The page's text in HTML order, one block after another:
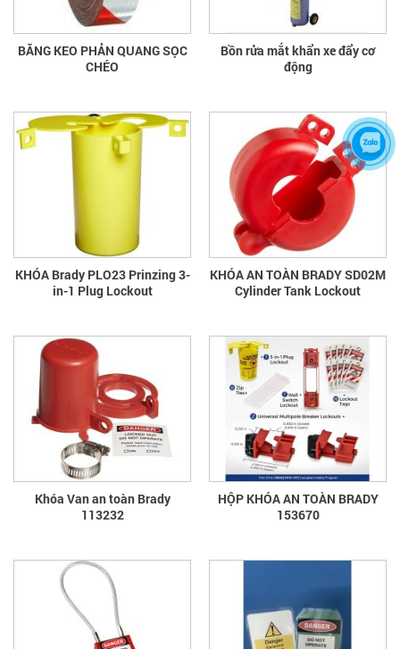
BĂNG KEO PHẢN QUANG SỌC
CHÉO
Bồn rửa mắt khẩn xe đẩy cơ
động
KHÓA Brady PLO23 Prinzing 3-
in-1 Plug Lockout
KHÓA AN TOÀN BRADY SD02M
Cylinder Tank Lockout
Khóa Van an toàn Brady
113232
HỘP KHÓA AN TOÀN BRADY
153670